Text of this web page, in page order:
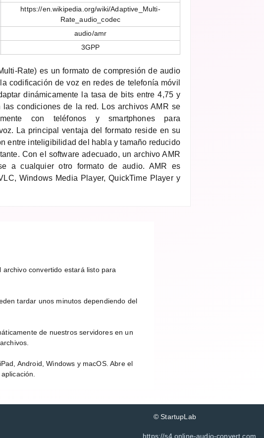
https://en.wikipedia.org/wiki/Adaptive_Multi-
Rate_audio_codec
audio/amr
3GPP
Rate) es un formato de compresión de audio
codificación de voz en redes de telefonía móvil
dinámicamente la tasa de bits entre 4,75 y
las condiciones de la red. Los archivos AMR se
con teléfonos y smartphones para
La principal ventaja del formato reside en su
entre inteligibilidad del habla y tamaño reducido
Con el software adecuado, un archivo AMR
a cualquier otro formato de audio. AMR es
Windows Media Player, QuickTime Player y
archivo convertido estará listo para
tardar unos minutos dependiendo del
de nuestros servidores en un
Android, Windows y macOS. Abre el
© StartupLab
https://s4.online-audio-convert.com